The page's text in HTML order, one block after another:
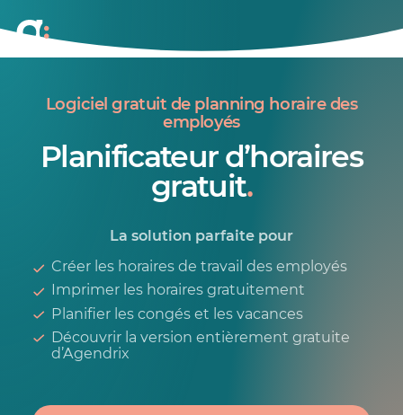
Logiciel gratuit de planning horaire des
employés
Planificateur d’horaires
gratuit.
La solution parfaite pour
Créer les horaires de travail des employés
Imprimer les horaires gratuitement
Planifier les congés et les vacances
Découvrir la version entièrement gratuite
d’Agendrix